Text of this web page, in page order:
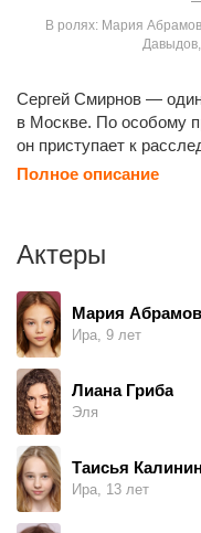
В ролях: Мария
Сергей Смирнов —
в Москве. По особому
он приступает к
мальчиков в родном
те страшные события и
Полное описание
Актеры
Мария
Ира, 9 лет
Лиана Гриба
Эля
Таисья
Ира, 13 лет